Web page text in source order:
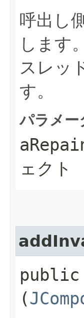
呼出し
します。
スレッ
す。
パラメー
ェクト
public
(